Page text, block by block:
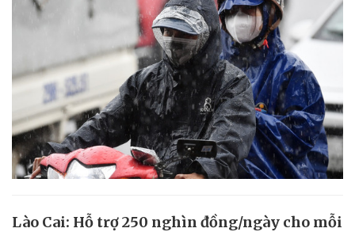
Lào Cai: Hỗ trợ 250 nghìn đồng/ngày cho mỗi